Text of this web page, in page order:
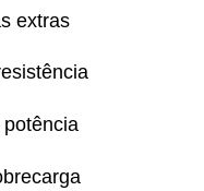
extras